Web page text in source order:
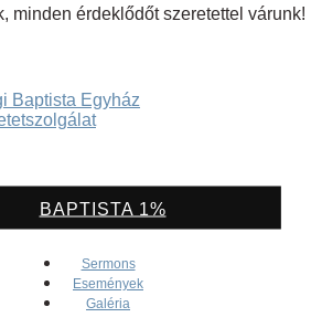
minden érdeklődőt szeretettel várunk!
Baptista Egyház
BAPTISTA 1%
Sermons
Események
Galéria